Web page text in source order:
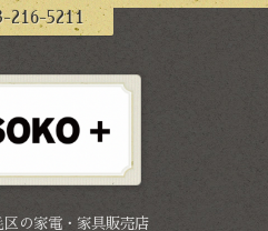
216-5211
の家電・家具販売店